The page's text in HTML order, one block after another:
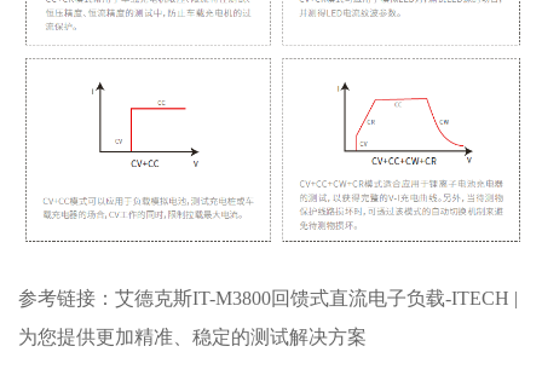
参考链接： 艾德克斯IT-M3800回馈式直流电子负载-ITECH |
为您提供更加精准、稳定的测试解决方案